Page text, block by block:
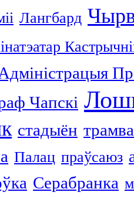
Лангбард
Чапскі
стадыён
Палац праўсаюз
Серабранка